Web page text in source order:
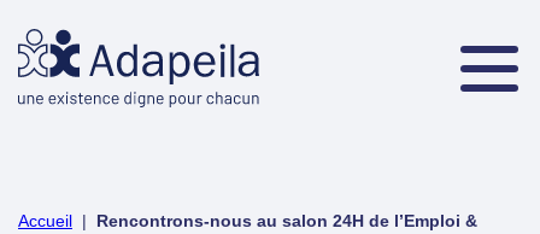
Accueil |
Rencontrons-nous au salon 24H de l’Emploi &